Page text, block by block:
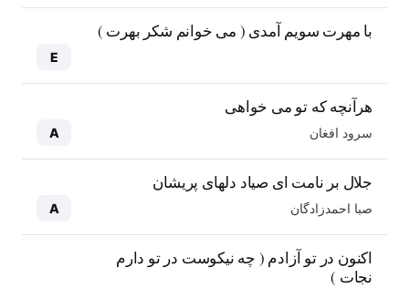
با مهرت سویم آمدی ( می خوانم شکر بهرت )
E
هرآنچه که تو می خواهی
سرود افغان A
جلال بر نامت ای صیاد دلهای پریشان
صبا احمدزادگان A
اکنون در تو آزادم ( چه نیکوست در تو دارم
نجات )